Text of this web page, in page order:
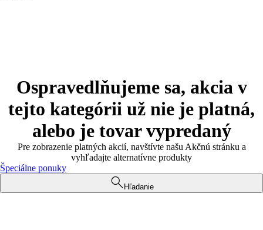
Ospravedlňujeme sa, akcia v
tejto kategórii už nie je platná,
alebo je tovar vypredaný
Pre zobrazenie platných akcií, navštívte našu Akčnú stránku a
vyhľadajte alternatívne produkty
Špeciálne ponuky
Hľadanie